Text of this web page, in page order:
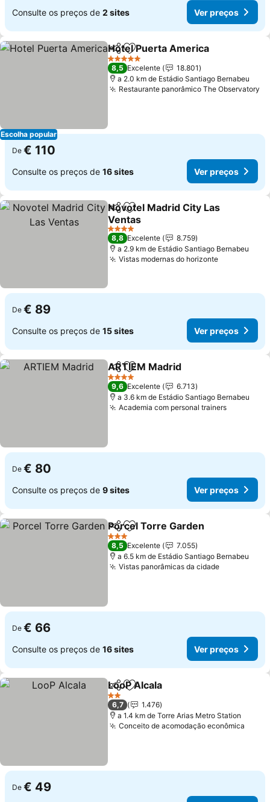
Consulte os preços de 2 sites Ver preços
Escolha popular
PartilharAdicionar aos favoritos
Hotel Puerta America
5 Estrelas
8,5 Excelente
18.801
a 2.0 km de Estádio Santiago Bernabeu
Restaurante panorâmico The Observatory
De € 110
Consulte os preços de 16 sites Ver preços
PartilharAdicionar aos favoritos
Novotel Madrid City Las
Ventas
Ver preços
4 Estrelas
8,8 Excelente
8.759
a 2.9 km de Estádio Santiago Bernabeu
Vistas modernas do horizonteVer preços
De € 89
Consulte os preços de 15 sites Ver preços
PartilharAdicionar aos favoritos
ARTIEM Madrid
4 Estrelas
9,6 Excelente
6.713
a 3.6 km de Estádio Santiago Bernabeu
Academia com personal trainersVer
De € 80
Consulte os preços de 9 sites Ver preços
PartilharAdicionar aos favoritos
Porcel Torre Garden
3 Estrelas
8,5 Excelente
7.055
a 6.5 km de Estádio Santiago Bernabeu
Vistas panorâmicas da cidadeVer preços
De € 66
Consulte os preços de 16 sites Ver preços
PartilharAdicionar aos favoritos
LooP Alcala
2 Estrelas
6,7
1.476
a 1.4 km de Torre Arias Metro Station
Conceito de acomodação econômica
De € 49